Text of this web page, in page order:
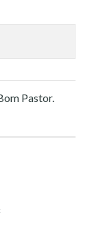
Pastor.